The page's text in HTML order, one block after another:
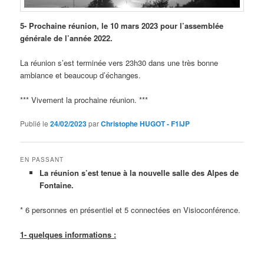
5- Prochaine réunion, le 10 mars 2023 pour l’assemblée
générale de l’année 2022.
La réunion s’est terminée vers 23h30 dans une très bonne
ambiance et beaucoup d’échanges.
*** Vivement la prochaine réunion. ***
Publié le24/02/2023parChristophe HUGOT - F1IJP
EN PASSANT
La réunion s’est tenue à la nouvelle salle des Alpes de
Fontaine.
* 6 personnes en présentiel et 5 connectées en Visioconférence.
1- quelques informations :